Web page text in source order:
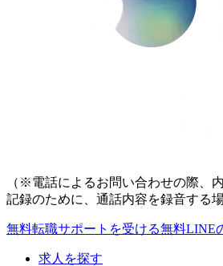
（※電話によるお問い合わせの際、
記録のために、通話内容を録音する
無料転職サポートを受ける無料LINE
求人を探す